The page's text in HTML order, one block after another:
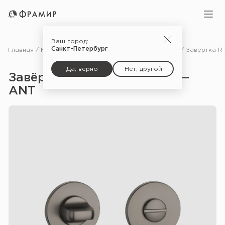
Ваш город:
Санкт-Петербург
Да, верно Нет, другой
Главная Каталог Фурнитура
Завёртка R 5S WC Prestige —
ANT